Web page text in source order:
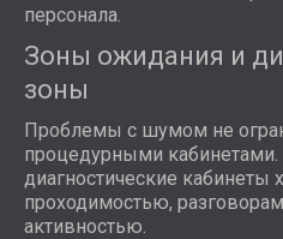
персонала.
Зоны ожидания и
зоны
Проблемы с шумом не
процедурными
диагностические кабинеты
проходимостью,
активностью.